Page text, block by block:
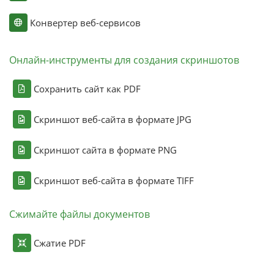
Конвертер веб-сервисов
Онлайн-инструменты для создания скриншотов
Сохранить сайт как PDF
Скриншот веб-сайта в формате JPG
Скриншот сайта в формате PNG
Скриншот веб-сайта в формате TIFF
Сжимайте файлы документов
Сжатие PDF